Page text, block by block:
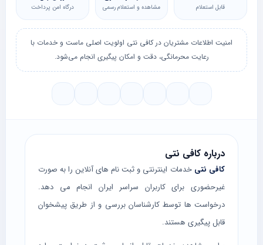
قابل استعلام مشاهده و استعلام رسمی درگاه امن پرداخت
امنیت اطلاعات مشتریان در کافی نتی اولویت اصلی ماست و خدمات با
رعایت محرمانگی، دقت و امکان پیگیری انجام می‌شود.
درباره کافی نتی
کافی نتی خدمات اینترنتی و ثبت نام های آنلاین را به صورت
غیرحضوری برای کاربران سراسر ایران انجام می دهد.
درخواست ها توسط کارشناسان بررسی و از طریق پیشخوان
قابل پیگیری هستند.